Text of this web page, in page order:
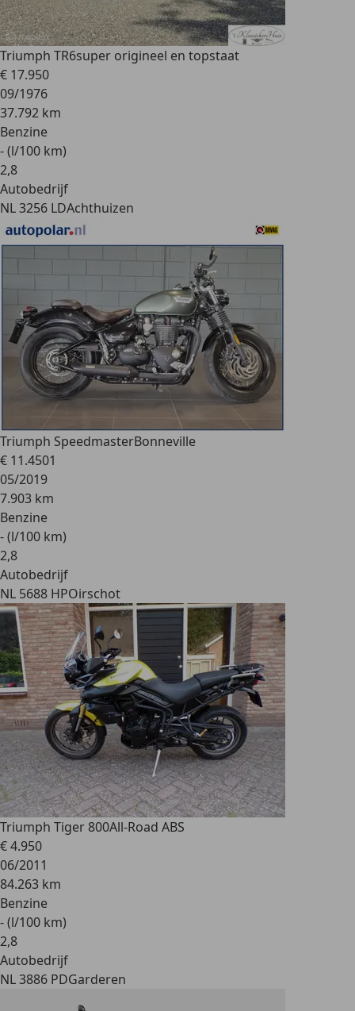
Triumph TR6super origineel en topstaat
€ 17.950
09/1976
37.792 km
Benzine
- (l/100 km)
2,8
Autobedrijf
NL 3256 LDAchthuizen
Triumph SpeedmasterBonneville
€ 11.4501
05/2019
7.903 km
Benzine
- (l/100 km)
2,8
Autobedrijf
NL 5688 HPOirschot
Triumph Tiger 800All-Road ABS
€ 4.950
06/2011
84.263 km
Benzine
- (l/100 km)
2,8
Autobedrijf
NL 3886 PDGarderen